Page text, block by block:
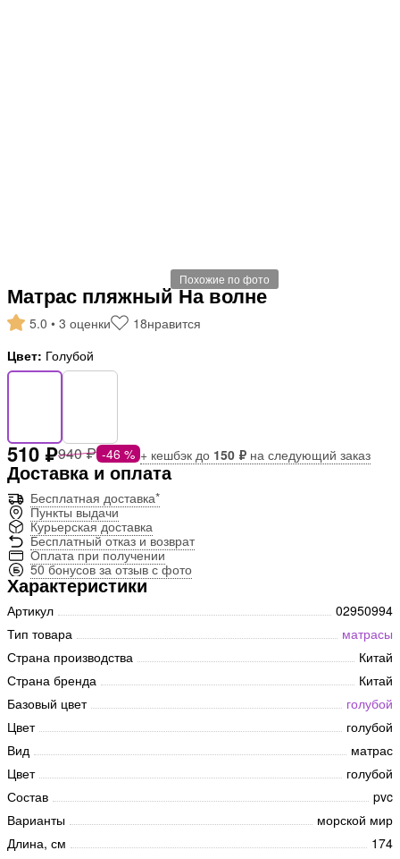
Похожие по фото
Матрас пляжный На волне
5.0 • 3 оценки 18нравится
Цвет: Голубой
940 ₽ -46 %
510 ₽ + кешбэк до 150 ₽ на следующий заказ
Доставка и оплата
Бесплатная доставка*
Пункты выдачи
Курьерская доставка
Бесплатный отказ и возврат
Оплата при получении
50 бонусов за отзыв с фото
Характеристики
Артикул
02950994
Тип товара
матрасы
Страна производства
Китай
Страна бренда
Китай
Базовый цвет
голубой
Цвет
голубой
Вид
матрас
Цвет
голубой
Состав
pvc
Варианты
морской мир
Длина, см
174